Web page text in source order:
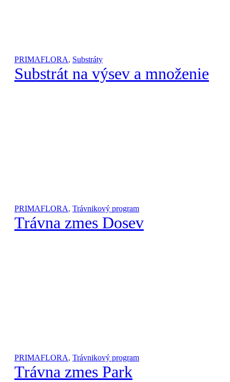
PRIMAFLORA, Substráty
Substrát na výsev a množenie
PRIMAFLORA, Trávnikový program
Trávna zmes Dosev
PRIMAFLORA, Trávnikový program
Trávna zmes Park